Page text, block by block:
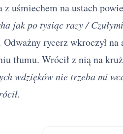
uśmiechem na ustach
jak po tysiąc razy /
Odważny rycerz wkroczył na
tłumu. Wrócił z nią na
wdzięków nie trzeba mi